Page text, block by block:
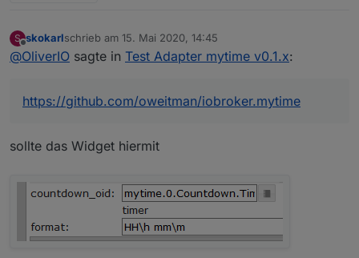
S
Offline
skokarlschrieb am 15. Mai 2020, 14:45
zuletzt editiert von
@OliverIO sagte in Test Adapter mytime v0.1.x:
https://github.com/oweitman/iobroker.mytime
sollte das Widget hiermit